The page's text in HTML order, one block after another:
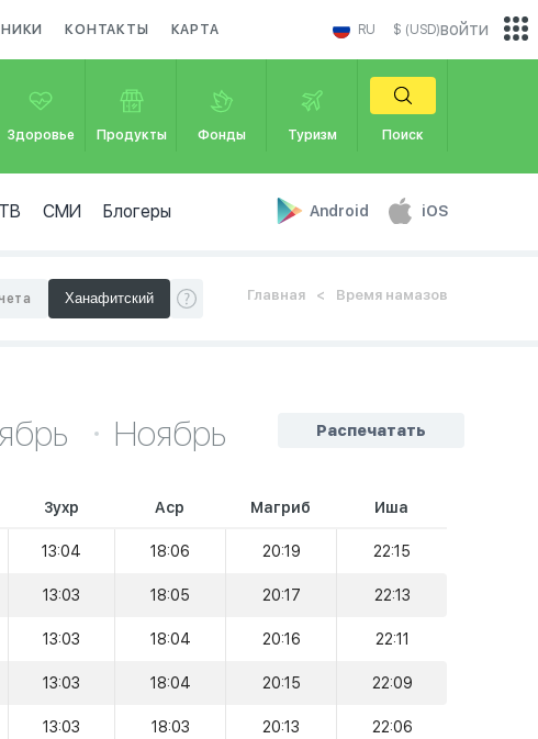
КОНТАКТЫ КАРТА RU $ (USD)
Здоровье Продукты Фонды Туризм Поиск
ТВ СМИ Блогеры Android iOS
войти
Главная Время намазов
Распечатать
Ноябрь
Зухр Аср Магриб Иша
13:04 18:06 20:19 22:15
13:03 18:05 20:17 22:13
13:03 18:04 20:16 22:11
13:03 18:04 20:15 22:09
13:03 18:03 20:13 22:06